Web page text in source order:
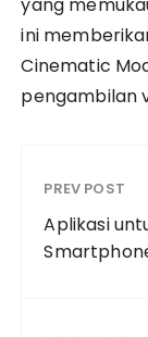
ini
Cinematic
pengambilan
PREV POST
Aplikasi